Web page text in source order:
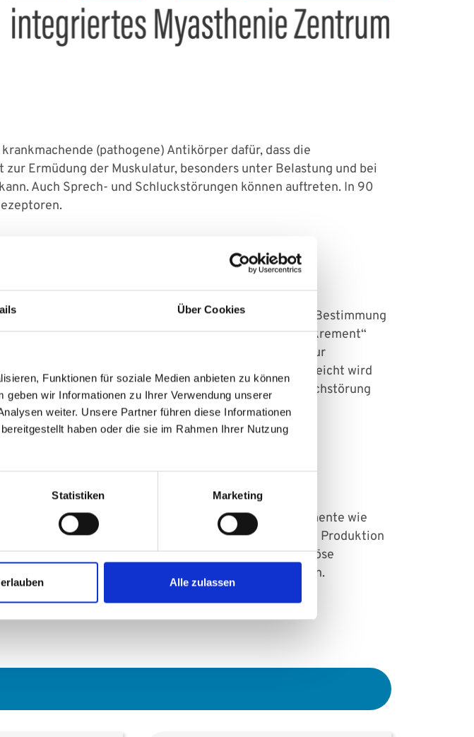
Über Cookies
Funktionen für soziale Medien anbieten zu können
wir Informationen zu Ihrer Verwendung unserer
weiter. Unsere Partner führen diese Informationen
haben oder die sie im Rahmen Ihrer Nutzung
Statistiken Marketing
Alle zulassen
(pathogene) Antikörper dafür, dass die
Ermüdung der Muskulatur, besonders unter Belastung und bei
Auch Sprech- und Schluckstörungen können auftreten. In 90
Methoden. Dazu gehören Blutuntersuchungen zur Bestimmung
Stimulation des motorischen Nervs, der ein „Dekrement“
Verfahren wie
vom Thorax zur
bei dem ein Acetylcholinesterasehemmer verabreicht wird
z.B. die Muskelschwäche, die Schluckstörung, Sprechstörung
( UKS) umfasst verschiedene Ansätze. Medikamente wie
Nerven und Muskeln, während Immunsuppressiva die Produktion
der Antikörper aus dem Blut) oder intravenöse
Thymus, kann ebenfalls in Betracht gezogen werden.